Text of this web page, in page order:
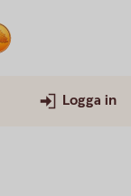
Logga in